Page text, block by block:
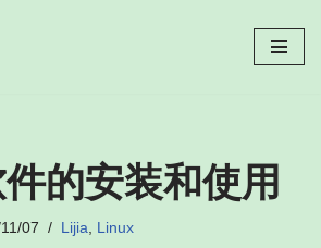
的安装和使用
07 Lijia, Linux